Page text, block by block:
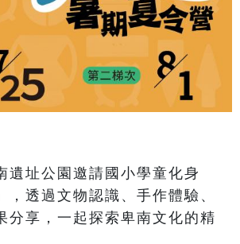
遺址公園邀請國小學童化身
，透過文物認識、手作體驗、
分享，一起探索卑南文化的精